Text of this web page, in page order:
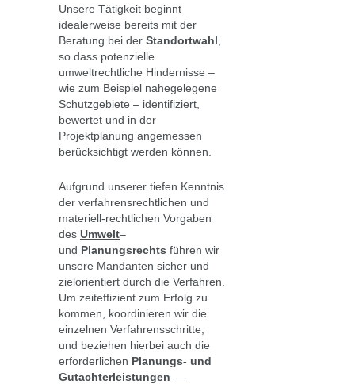
Unsere Tätigkeit beginnt
idealerweise bereits mit der
Beratung bei der Standortwahl
so dass potenzielle
umweltrechtliche Hindernisse –
wie zum Beispiel nahegelegene
Schutzgebiete – identifiziert,
bewertet und in der
Projektplanung angemessen
berücksichtigt werden können.
Aufgrund unserer tiefen Kenntnis
der verfahrensrechtlichen und
materiell-rechtlichen Vorgaben
des Umwelt–
und Planungsrechts führen wir
unsere Mandanten sicher und
zielorientiert durch die Verfahren.
Um zeiteffizient zum Erfolg zu
kommen, koordinieren wir die
einzelnen Verfahrensschritte,
und beziehen hierbei auch die
erforderlichen Planungs- und
Gutachterleistungen —